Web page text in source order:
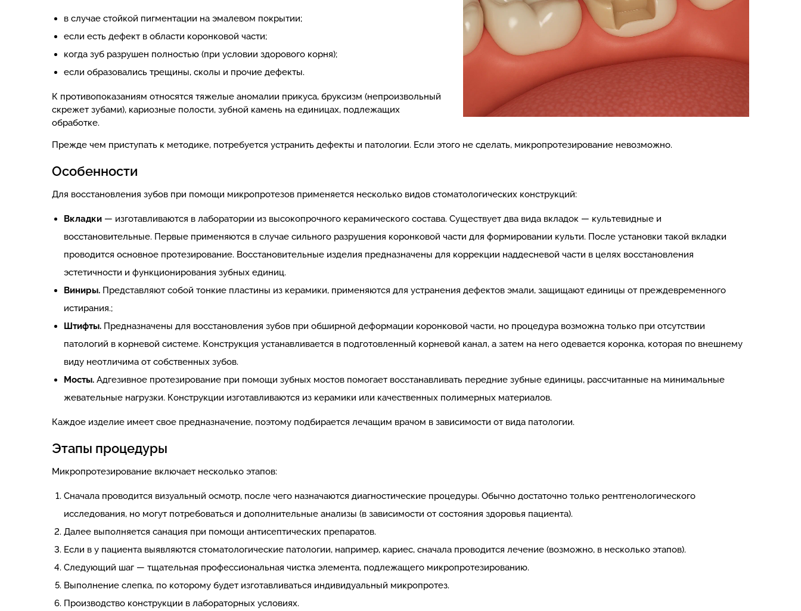
в случае стойкой пигментации на эмалевом покрытии;
если есть дефект в области коронковой части;
когда зуб разрушен полностью (при условии здорового корня);
если образовались трещины, сколы и прочие дефекты.
К противопоказаниям относятся тяжелые аномалии прикуса, бруксизм (непроизвольный
скрежет зубами), кариозные полости, зубной камень на единицах, подлежащих
обработке.
Прежде чем приступать к методике, потребуется устранить дефекты и патологии. Если этого не сделать, микропротезирование невозможно.
Особенности
Для восстановления зубов при помощи микропротезов применяется несколько видов стоматологических конструкций:
Вкладки — изготавливаются в лаборатории из высокопрочного керамического состава. Существует два вида вкладок — культевидные и
восстановительные. Первые применяются в случае сильного разрушения коронковой части для формировании культи. После установки такой вкладки
проводится основное протезирование. Восстановительные изделия предназначены для коррекции наддесневой части в целях восстановления
эстетичности и функционирования зубных единиц.
Виниры. Представляют собой тонкие пластины из керамики, применяются для устранения дефектов эмали, защищают единицы от преждевременного
истирания.;
Штифты. Предназначены для восстановления зубов при обширной деформации коронковой части, но процедура возможна только при отсутствии
патологий в корневой системе. Конструкция устанавливается в подготовленный корневой канал, а затем на него одевается коронка, которая по внешнему
виду неотличима от собственных зубов.
Мосты. Адгезивное протезирование при помощи зубных мостов помогает восстанавливать передние зубные единицы, рассчитанные на минимальные
жевательные нагрузки. Конструкции изготавливаются из керамики или качественных полимерных материалов.
Каждое изделие имеет свое предназначение, поэтому подбирается лечащим врачом в зависимости от вида патологии.
Этапы процедуры
Микропротезирование включает несколько этапов:
Сначала проводится визуальный осмотр, после чего назначаются диагностические процедуры. Обычно достаточно только рентгенологического
исследования, но могут потребоваться и дополнительные анализы (в зависимости от состояния здоровья пациента).
Далее выполняется санация при помощи антисептических препаратов.
Если в у пациента выявляются стоматологические патологии, например, кариес, сначала проводится лечение (возможно, в несколько этапов).
Следующий шаг — тщательная профессиональная чистка элемента, подлежащего микропротезированию.
Выполнение слепка, по которому будет изготавливаться индивидуальный микропротез.
Производство конструкции в лабораторных условиях.